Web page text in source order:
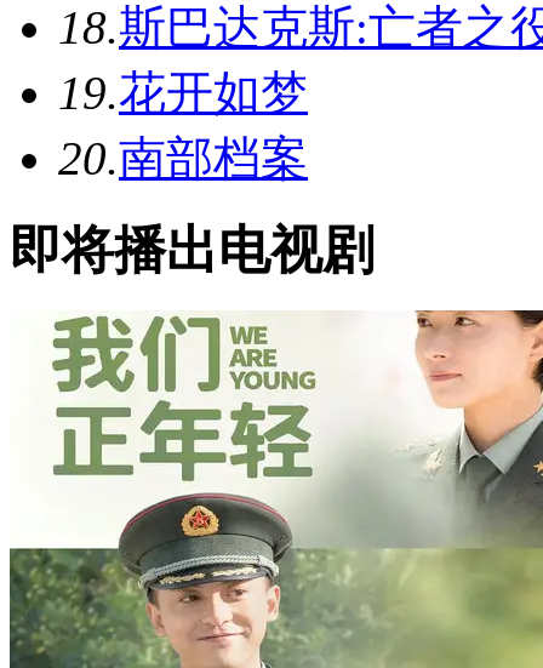
18.斯巴达克斯:亡者之
19.花开如梦
20.南部档案
即将播出电视剧